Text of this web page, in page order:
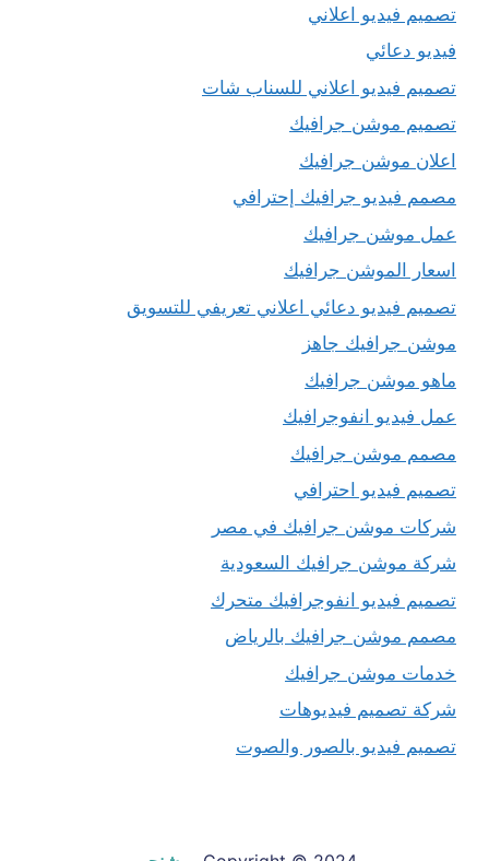
تصميم فيديو اعلاني
فيديو دعائي
تصميم فيديو اعلاني للسناب شات
تصميم موشن جرافيك
اعلان موشن جرافيك
مصمم فيديو جرافيك إحترافي
عمل موشن جرافيك
اسعار الموشن جرافيك
تصميم فيديو دعائي اعلاني تعريفي للتسويق
موشن جرافيك جاهز
ماهو موشن جرافيك
عمل فيديو انفوجرافيك
مصمم موشن جرافيك
تصميم فيديو احترافي
شركات موشن جرافيك في مصر
شركة موشن جرافيك السعودية
تصميم فيديو انفوجرافيك متحرك
مصمم موشن جرافيك بالرياض
خدمات موشن جرافيك
شركة تصميم فيديوهات
تصميم فيديو بالصور والصوت